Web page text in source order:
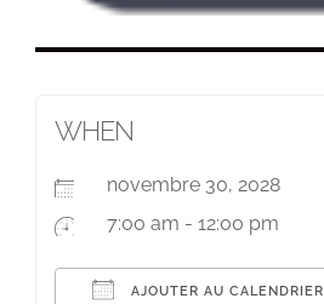
WHEN
novembre 30, 2028
7:00 am - 12:00 pm
AJOUTER AU CALENDRIER